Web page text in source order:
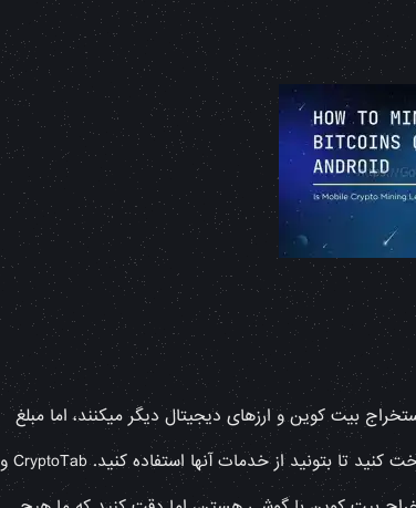
بیت کوین و ارزهای دیجیتال دیگر میکنند، اما مبلغ
دریافتی شما بسیار کم هست و بعضا باید در آنها حداقل 5-10 دلار پرداخت کنید تا بتونید از خدمات آنها استفاده کنید. CryptoTab و